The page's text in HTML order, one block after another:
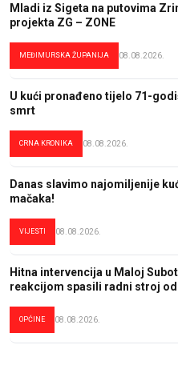
Mladi iz Sigeta na putovima
projekta ZG – ZONE
MEĐIMURSKA ŽUPANIJA 08.08.2026.
U kući pronađeno tijelo 71-
smrt
CRNA KRONIKA 08.08.2026.
Danas slavimo najomiljenije
mačaka!
VIJESTI 08.08.2026.
Hitna intervencija u Maloj
reakcijom spasili radni stroj
OPĆINE 08.08.2026.